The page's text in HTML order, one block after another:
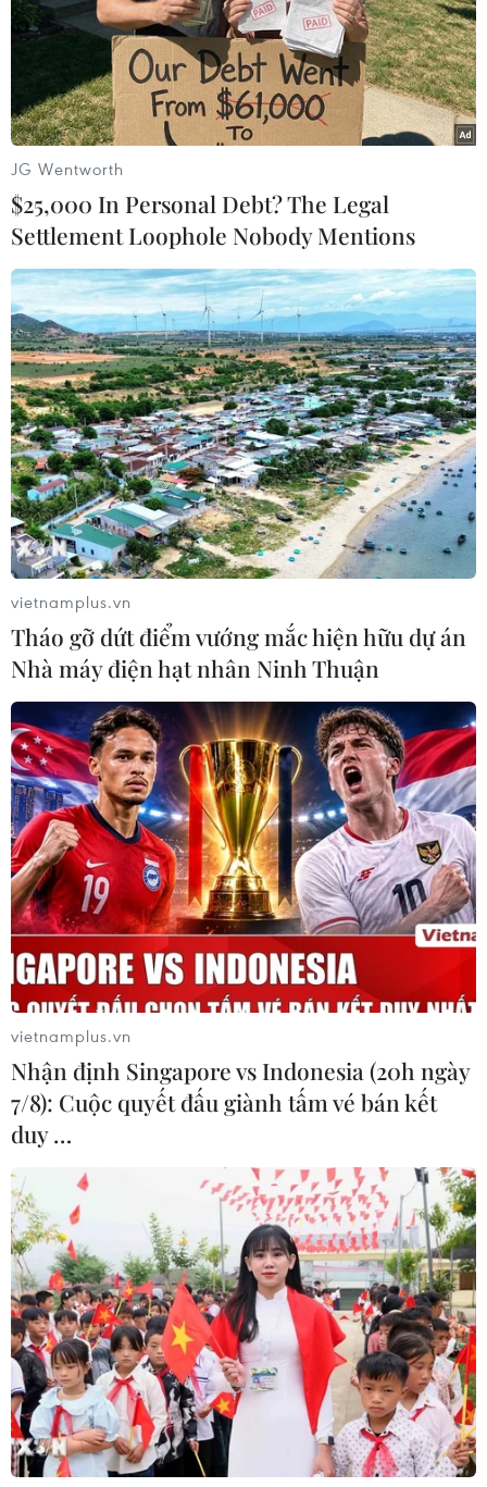
Thượng tướng Nguyễn Văn Được (chính giữa) trao kỷ niệm
chương cho các đồng chí cán bộ, hội viên Hội Cựu chiến binh
TTXVN. (Ảnh: PV/Vietnam+)
Đồng chí Đinh Đăng Quang, Phó Tổng giám đốc TTXVN, Chỉ
huy trưởng kiêm Chính trị viên Ban Chỉ huy quân sự TTXVN chia
sẻ tại buổi lễ. (Ảnh: PV/Vietnam+)
Các đồng chí cán bộ, hội viên Hội cựu chiến binh TTXVN thắp
hương tưởng nhớ các liệt sỹ. (Ảnh: PV/Vietnam+)
(Vietnam+)
JG Wentworth
$25,000 In Personal Debt? The Legal
Settlement Loophole Nobody Mentions
vietnamplus.vn
Tháo gỡ dứt điểm vướng mắc hiện hữu dự án
Nhà máy điện hạt nhân Ninh Thuận
vietnamplus.vn
Nhận định Singapore vs Indonesia (20h ngày
7/8): Cuộc quyết đấu giành tấm vé bán kết
duy …